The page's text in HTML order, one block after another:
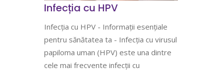
Infecția cu HPV
Infecția cu HPV - Informații esențiale
pentru sănătatea ta - Infecția cu virusul
papiloma uman (HPV) este una dintre
cele mai frecvente infecții cu